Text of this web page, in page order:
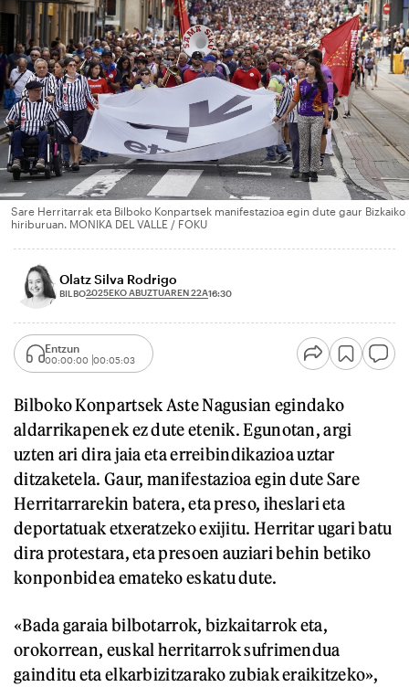
Sare Herritarrak eta Bilboko Konpartsek manifestazioa egin dute gaur Bizkaiko
hiriburuan. MONIKA DEL VALLE / FOKU
Olatz Silva Rodrigo
BILBO2025EKO ABUZTUAREN 22A16:30
Entzun
00:00:00 00:05:03
Bilboko Konpartsek Aste Nagusian egindako
aldarrikapenek ez dute etenik. Egunotan, argi
uzten ari dira jaia eta erreibindikazioa uztar
ditzaketela. Gaur, manifestazioa egin dute Sare
Herritarrarekin batera, eta preso, iheslari eta
deportatuak etxeratzeko exijitu. Herritar ugari batu
dira protestara, eta presoen auziari behin betiko
konponbidea emateko eskatu dute.
«Bada garaia bilbotarrok, bizkaitarrok eta,
orokorrean, euskal herritarrok sufrimendua
gainditu eta elkarbizitzarako zubiak eraikitzeko»,